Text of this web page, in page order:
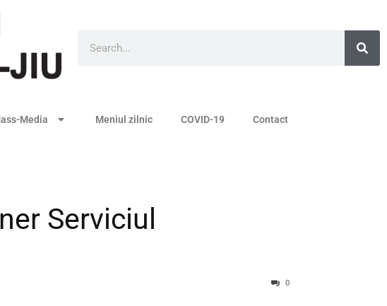
Media Meniul zilnic COVID-19 Contact
Serviciul
0